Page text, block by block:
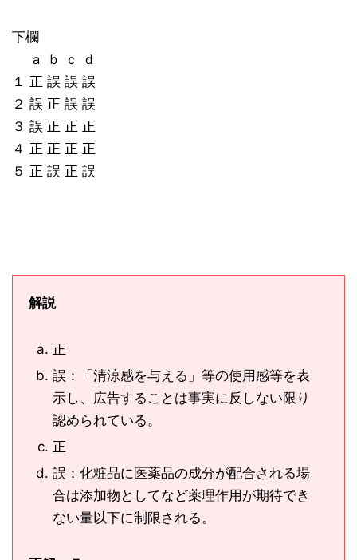
下欄
ａ ｂ ｃ ｄ
１ 正 誤 誤 誤
２ 誤 正 誤 誤
３ 誤 正 正 正
４ 正 正 正 正
５ 正 誤 正 誤
解説
正
誤：「清涼感を与える」等の使用感等を表
示し、広告することは事実に反しない限り
認められている。
正
誤：化粧品に医薬品の成分が配合される場
合は添加物としてなど薬理作用が期待でき
ない量以下に制限される。